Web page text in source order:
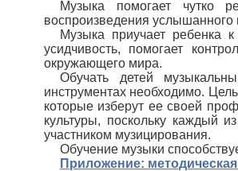
Музыка помогает чутко
воспроизведения услышанного
Музыка приучает ребенка
усидчивость, помогает
окружающего мира.
Обучать детей
инструментах необходимо.
которые изберут ее своей
культуры, поскольку каждый
участником музицирования.
Обучение музыки
Приложение: